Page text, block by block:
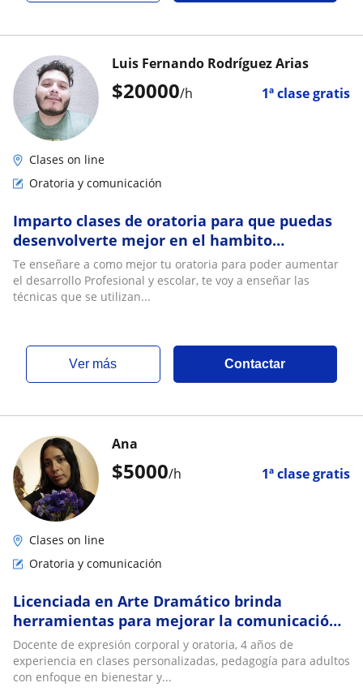
$20000/h 1ª clase gratis
Luis Fernando Rodríguez Arias
Clases on line
Oratoria y comunicación
Imparto clases de oratoria para que puedas
desenvolverte mejor en el hambito
Profesional y Escolar
Te enseñare a como mejor tu oratoria para poder aumentar
el desarrollo Profesional y escolar, te voy a enseñar las
técnicas que se utilizan...
ver más Contactar
$5000/h 1ª clase gratis
Ana
Clases on line
Oratoria y comunicación
Licenciada en Arte Dramático brinda
herramientas para mejorar la comunicación
asertiva y expresión corporal
Docente de expresión corporal y oratoria, 4 años de
experiencia en clases personalizadas, pedagogía para adultos
con enfoque en bienestar y...